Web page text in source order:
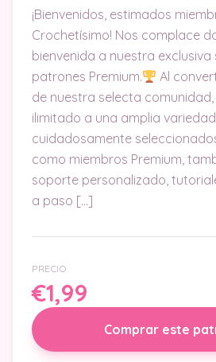
¡Bienvenidos, estimados
Crochetísimo! Nos complace
bienvenida a nuestra exclusiva
patrones Premium.
Al
de nuestra selecta
ilimitado a una amplia
cuidadosamente
como miembros Premium,
soporte personalizado,
a paso […]
PRECIO
€1,99
Comprar este